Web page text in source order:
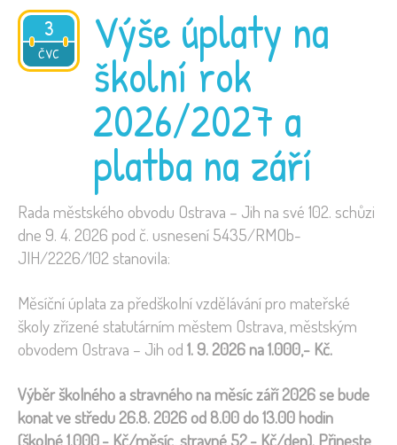
3
ČVC
2026 Výše úplaty na
školní rok
2026/2027 a
platba na září
Rada městského obvodu Ostrava – Jih na své 102. schůzi
dne 9. 4. 2026 pod č. usnesení 5435/RMOb-
JIH/2226/102 stanovila:
Měsíční úplata za předškolní vzdělávání pro mateřské
školy zřízené statutárním městem Ostrava, městským
obvodem Ostrava – Jih od 1. 9. 2026 na 1.000,- Kč.
Výběr školného a stravného na měsíc září 2026 se bude
konat ve středu 26.8. 2026 od 8.00 do 13.00 hodin
(školné 1.000,- Kč/měsíc, stravné 52,- Kč/den). Přineste